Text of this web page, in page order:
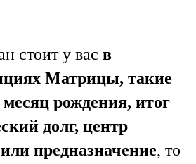
стоит у вас в
Матрицы, такие
рождения, итог
долг, центр
предназначение, то